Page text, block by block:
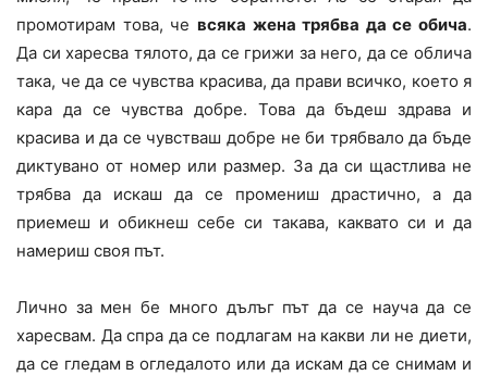
промотирам това, че всяка жена трябва да се обича.
Да си харесва тялото, да се грижи за него, да се облича
така, че да се чувства красива, да прави всичко, което я
кара да се чувства добре. Това да бъдеш здрава и
красива и да се чувстваш добре не би трябвало да бъде
диктувано от номер или размер. За да си щастлива не
трябва да искаш да се промениш драстично, а да
приемеш и обикнеш себе си такава, каквато си и да
намериш своя път.
Лично за мен бе много дълъг път да се науча да се
харесвам. Да спра да се подлагам на какви ли не диети,
да се гледам в огледалото или да искам да се снимам и